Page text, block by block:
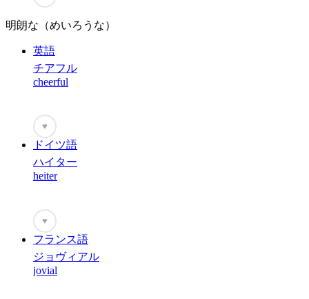
明朗な（めいろうな）
英語
チアフル
cheerful
♥
ドイツ語
ハイター
heiter
♥
フランス語
ジョヴィアル
jovial